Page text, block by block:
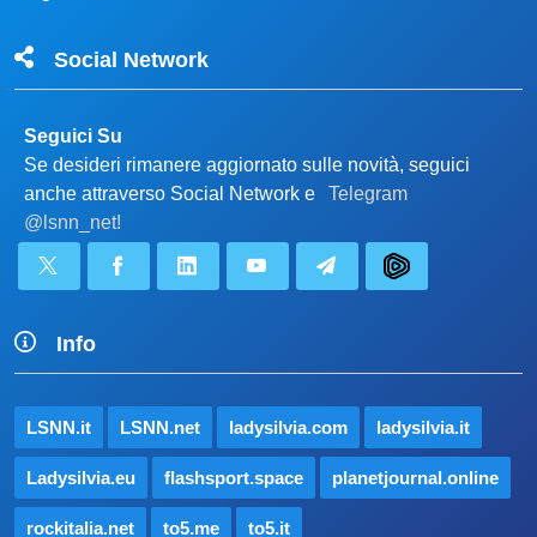
Social Network
Seguici Su
Se desideri rimanere aggiornato sulle novità, seguici
anche attraverso Social Network e
Telegram
@lsnn_net!
Info
LSNN.it LSNN.net ladysilvia.com ladysilvia.it
Ladysilvia.eu flashsport.space planetjournal.online
rockitalia.net to5.me to5.it